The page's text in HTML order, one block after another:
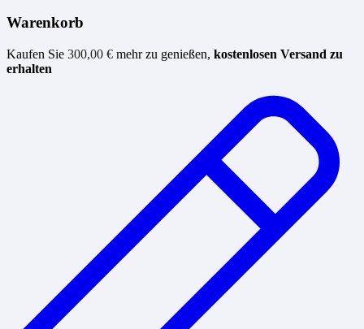
Warenkorb
Kaufen Sie 300,00 € mehr zu genießen, kostenlosen Versand zu
erhalten